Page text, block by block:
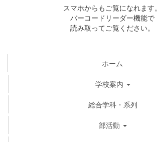
スマホからもご覧になれます。
バーコードリーダー機能で
読み取ってご覧ください。
ホーム
学校案内
総合学科・系列
部活動